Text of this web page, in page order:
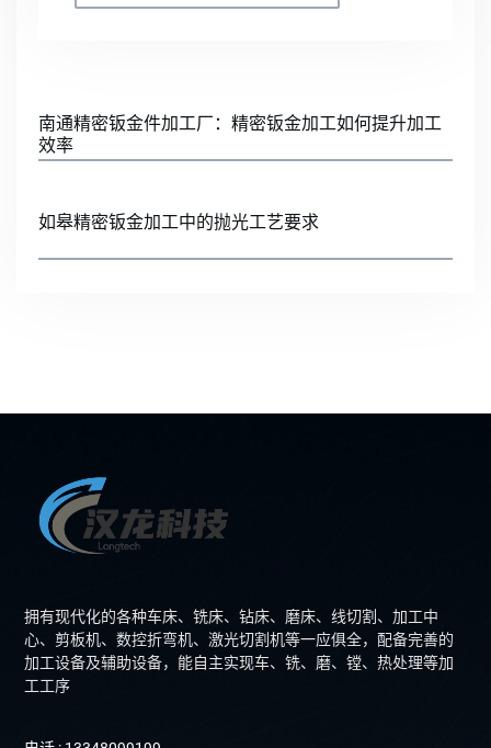
南通精密钣金件加工厂：精密钣金加工如何提升加工
效率
如皋精密钣金加工中的抛光工艺要求
拥有现代化的各种车床、铣床、钻床、磨床、线切割、加工中
心、剪板机、数控折弯机、激光切割机等一应俱全，配备完善的
加工设备及辅助设备，能自主实现车、铣、磨、镗、热处理等加
工工序